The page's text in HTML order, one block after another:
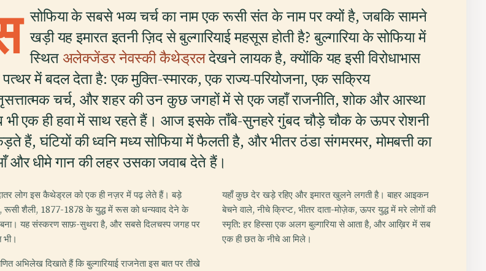
सोफिया के सबसे भव्य चर्च का नाम एक रूसी संत के नाम पर क्यों है, जबकि सामने
खड़ी यह इमारत इतनी ज़िद से बुल्गारियाई महसूस होती है? बुल्गारिया के सोफिया में
स्थित अलेक्जेंडर नेवस्की कैथेड्रलदेखने लायक है, क्योंकि यह इसी विरोधाभास
में बदल देता है: एक मुक्ति-स्मारक, एक राज्य-परियोजना, एक सक्रिय
चर्च, और शहर की उन कुछ जगहों में से एक जहाँ राजनीति, शोक और आस्था
भी एक ही हवा में साथ रहते हैं। आज इसके ताँबे-सुनहरे गुंबद चौड़े चौक के ऊपर रोशनी
हैं, घंटियों की ध्वनि मध्य सोफिया में फैलती है, और भीतर ठंडा संगमरमर, मोमबत्ती का
और धीमे गान की लहर उसका जवाब देते हैं।
लोग इस कैथेड्रल को एक ही नज़र में पढ़ लेते हैं। बड़े
रूसी शैली, 1877-1878 के युद्ध में रूस को धन्यवाद देने के
यह संस्करण साफ़-सुथरा है, और सबसे दिलचस्प जगह पर
अभिलेख दिखाते हैं कि बुल्गारियाई राजनेता इस बात पर तीखे
यहाँ कुछ देर खड़े रहिए और इमारत खुलने लगती है। बाहर आइकन
बेचने वाले, नीचे क्रिप्ट, भीतर दाता-मोज़ेक, ऊपर युद्ध में मरे लोगों की
स्मृति: हर हिस्सा एक अलग बुल्गारिया से आता है, और आख़िर में सब
एक ही छत के नीचे आ मिले।